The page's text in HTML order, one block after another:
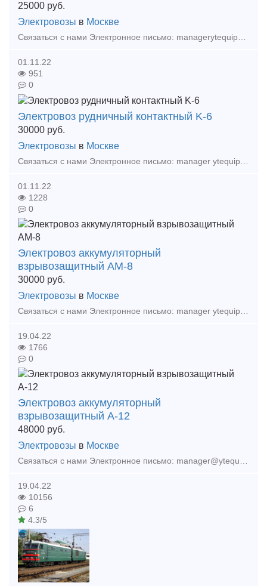
25000 руб.
Электровозы в Москве
Связаться с нами Электронное письмо: managerytequipment net exportytequipment net Веб-сайт: ytminig net/ телефонный номер: +86 17369222201 86 - 731 - 58528855 Тр
01.11.22
951
0
Электровоз рудничный контактный K-6
30000 руб.
Электровозы в Москве
01.11.22
1228
0
Электровоз аккумуляторный
взрывозащитный АМ-8
30000 руб.
Электровозы в Москве
19.04.22
1766
0
Электровоз аккумуляторный
взрывозащитный А-12
48000 руб.
Электровозы в Москве
19.04.22
10156
6
4.3/5